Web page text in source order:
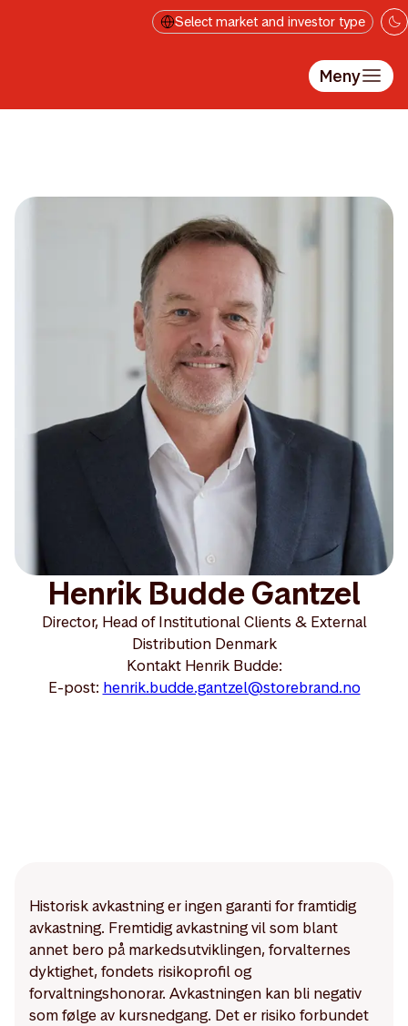
Hopp til hovedinnholdet Select market and investor type
Meny
Henrik Budde Gantzel
Director, Head of Institutional Clients & External
Distribution Denmark
Kontakt Henrik Budde:
E-post: henrik.budde.gantzel@storebrand.no
Historisk avkastning er ingen garanti for framtidig
avkastning. Fremtidig avkastning vil som blant
annet bero på markedsutviklingen, forvalternes
dyktighet, fondets risikoprofil og
forvaltningshonorar. Avkastningen kan bli negativ
som følge av kursnedgang. Det er risiko forbundet